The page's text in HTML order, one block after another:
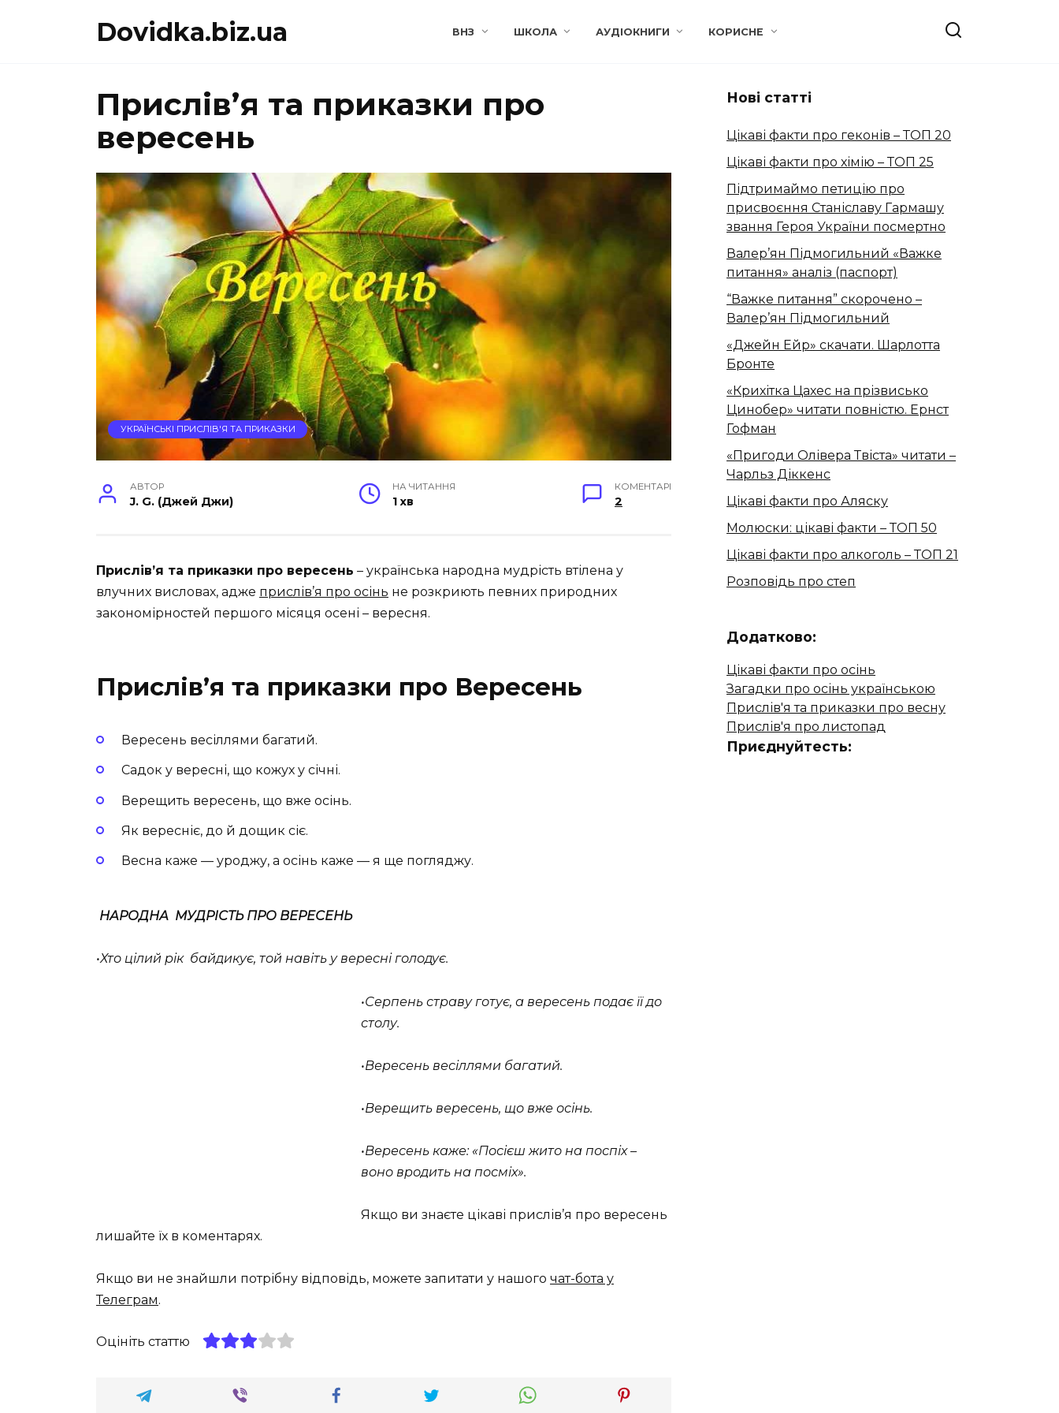
Dovidka.biz.ua ВНЗ ШКОЛА АУДІОКНИГИ КОРИСНЕ
Прислів’я та приказки про
вересень
УКРАЇНСЬКІ ПРИСЛІВ'Я ТА ПРИКАЗКИ
АВТОР
J. G. (Джей Джи)
НА ЧИТАННЯ
1 хв
КОМЕНТАРІ
2
Прислів’я та приказки про вересень – українська народна мудрість втілена у
влучних висловах, адже прислів’я про осінь не розкриють певних природних
закономірностей першого місяця осені – вересня.
Прислів’я та приказки про Вересень
Вересень весіллями багатий.
Садок у вересні, що кожух у січні.
Верещить вересень, що вже осінь.
Як вересніє, до й дощик сіє.
Весна каже — уроджу, а осінь каже — я ще погляджу.
НАРОДНА МУДРІСТЬ ПРО ВЕРЕСЕНЬ
•Хто цілий рік байдикує, той навіть у вересні голодує.
•Серпень страву готує, а вересень подає її до
столу.
•Вересень весіллями багатий.
•Верещить вересень, що вже осінь.
•Вересень каже: «Посієш жито на поспіх –
воно вродить на посміх».
Якщо ви знаєте цікаві прислів’я про вересень
лишайте їх в коментарях.
Якщо ви не знайшли потрібну відповідь, можете запитати у нашого чат-бота у
Телеграм.
Оцініть статтю
Нові статті
Цікаві факти про геконів – ТОП 20
Цікаві факти про хімію – ТОП 25
Підтримаймо петицію про
присвоєння Станіславу Гармашу
звання Героя України посмертно
Валер’ян Підмогильний «Важке
питання» аналіз (паспорт)
“Важке питання” скорочено –
Валер’ян Підмогильний
«Джейн Ейр» скачати. Шарлотта
Бронте
«Крихітка Цахес на прізвисько
Цинобер» читати повністю. Ернст
Гофман
«Пригоди Олівера Твіста» читати –
Чарльз Діккенс
Цікаві факти про Аляску
Молюски: цікаві факти – ТОП 50
Цікаві факти про алкоголь – ТОП 21
Розповідь про степ
Додатково:
Цікаві факти про осінь
Загадки про осінь українською
Прислів'я та приказки про весну
Прислів'я про листопад
Приєднуйтесть: